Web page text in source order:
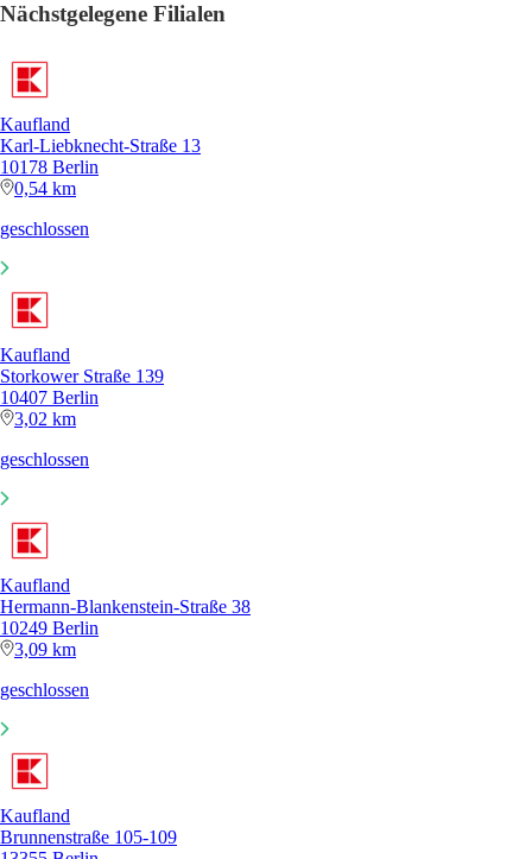
Nächstgelegene Filialen
Kaufland
Karl-Liebknecht-Straße 13
10178 Berlin
0,54 km
geschlossen
Kaufland
Storkower Straße 139
10407 Berlin
3,02 km
geschlossen
Kaufland
Hermann-Blankenstein-Straße 38
10249 Berlin
3,09 km
geschlossen
Kaufland
Brunnenstraße 105-109